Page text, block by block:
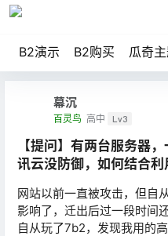
B2演示 B2购买 瓜奇
幕沉
百灵鸟 高中 Lv3
【提问】有两台服务器
讯云没防御，如何结合利
网站以前一直被攻击，但自
影响了，迁出后过一段时间
自从玩了7b2，发现我用的